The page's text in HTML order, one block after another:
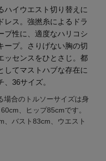
ハイウエスト切り替えに
レス。強撚糸によるドラ
プ性に、適度なハリコシ
ープ。さりげない胸の切
ッセンスをひとさじ。都
してマストハブな存在に
36サイズ。
合のトルソーサイズは身
、ヒップ85cmです。
バスト83cm、ウエスト